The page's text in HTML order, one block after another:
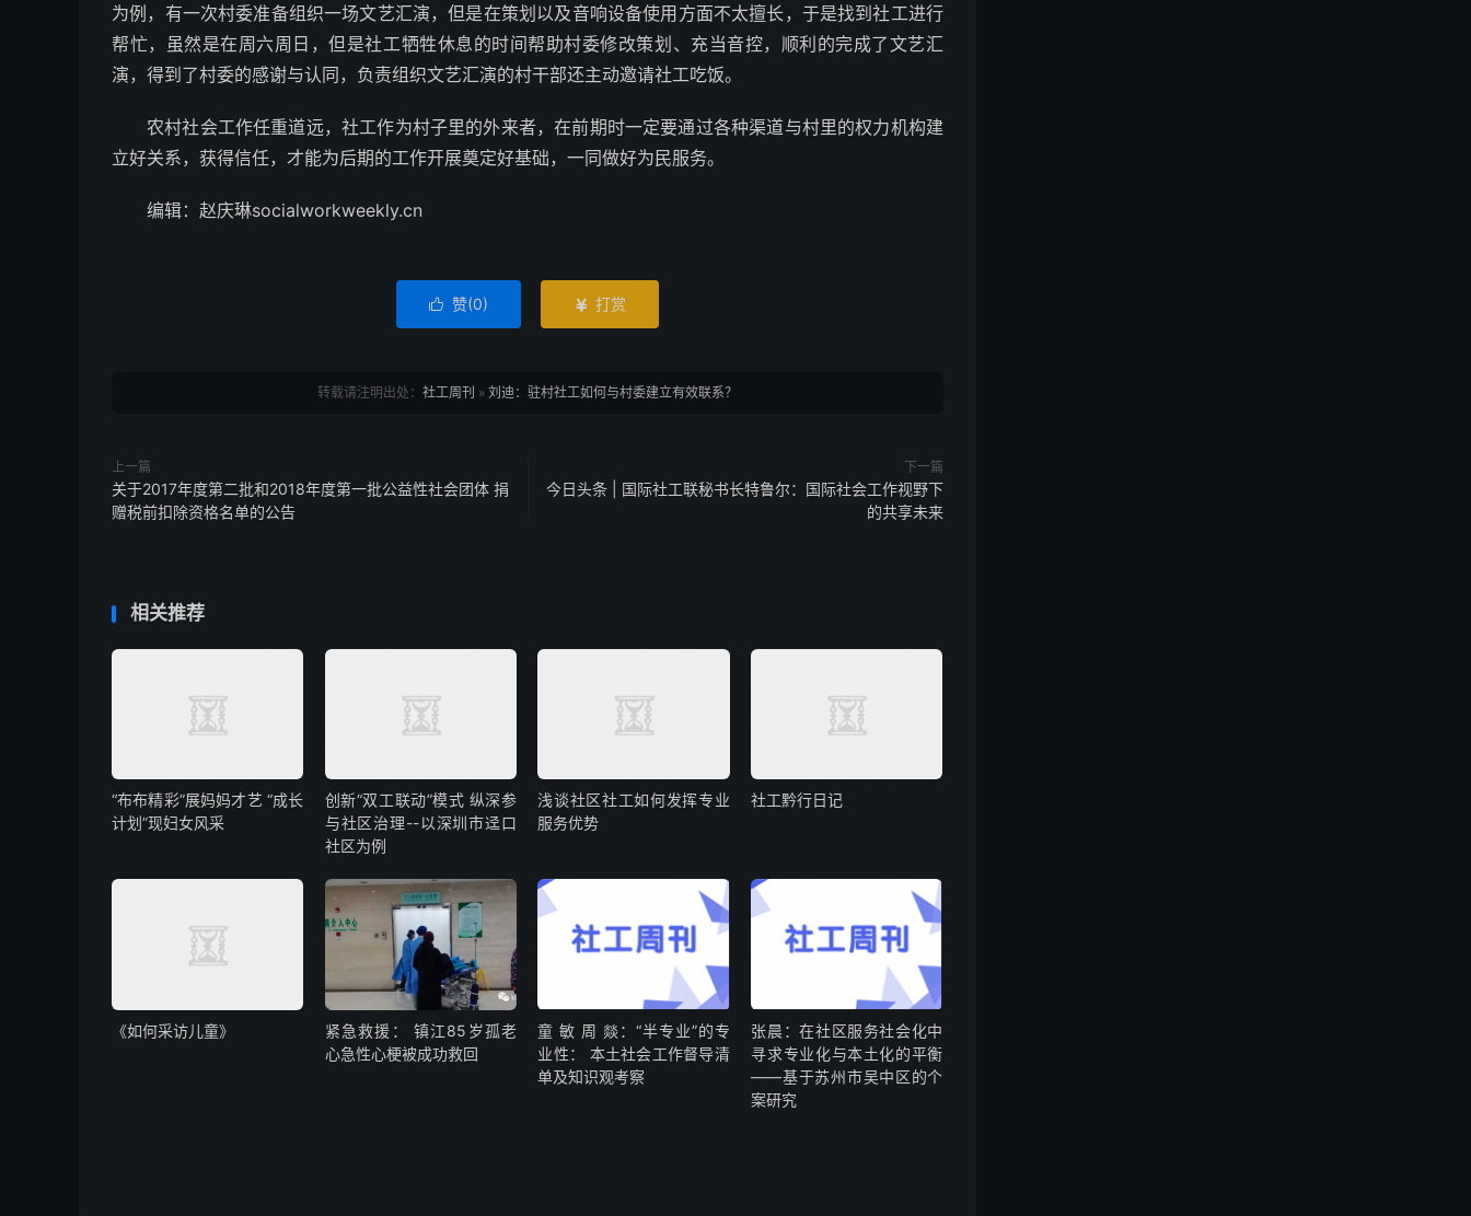
为例，有一次村委准备组织一场文艺汇演，但是在策划以及音响设备使用方面不太擅长，于是找到社工进行
帮忙，虽然是在周六周日，但是社工牺牲休息的时间帮助村委修改策划、充当音控，顺利的完成了文艺汇
演，得到了村委的感谢与认同，负责组织文艺汇演的村干部还主动邀请社工吃饭。
农村社会工作任重道远，社工作为村子里的外来者，在前期时一定要通过各种渠道与村里的权力机构建
立好关系，获得信任，才能为后期的工作开展奠定好基础，一同做好为民服务。
编辑：赵庆琳socialworkweekly.cn
 赞(0)  打赏
转载请注明出处： 社工周刊 » 刘迪：驻村社工如何与村委建立有效联系？
上一篇
关于2017年度第二批和2018年度第一批公益性社会团体 捐
赠税前扣除资格名单的公告
下一篇
今日头条 | 国际社工联秘书长特鲁尔：国际社会工作视野下
的共享未来
相关推荐
“布布精彩”展妈妈才艺 “成长
计划”现妇女风采
创新“双工联动”模式 纵深参
与社区治理--以深圳市迳口
社区为例
浅谈社区社工如何发挥专业
服务优势
社工黔行日记
《如何采访儿童》
紧急救援： 镇江85岁孤老
心急性心梗被成功救回
童 敏 周 燚：“半专业”的专
业性： 本土社会工作督导清
单及知识观考察
张晨：在社区服务社会化中
寻求专业化与本土化的平衡
——基于苏州市吴中区的个
案研究